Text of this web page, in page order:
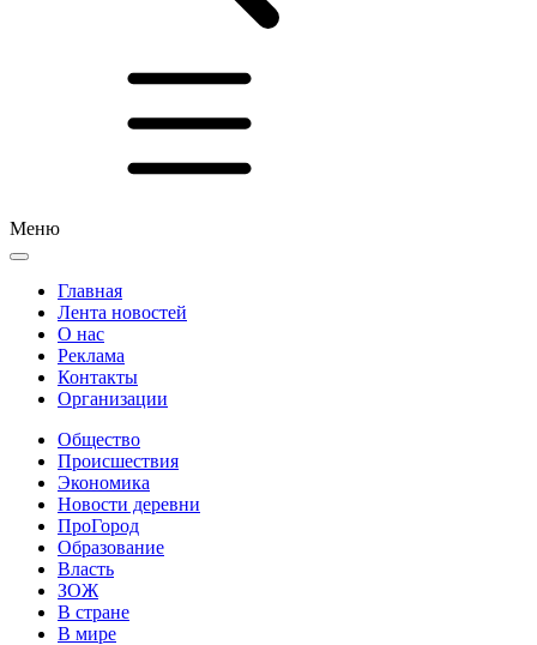
Меню
Главная
Лента новостей
О нас
Реклама
Контакты
Организации
Общество
Происшествия
Экономика
Новости деревни
ПроГород
Образование
Власть
ЗОЖ
В стране
В мире